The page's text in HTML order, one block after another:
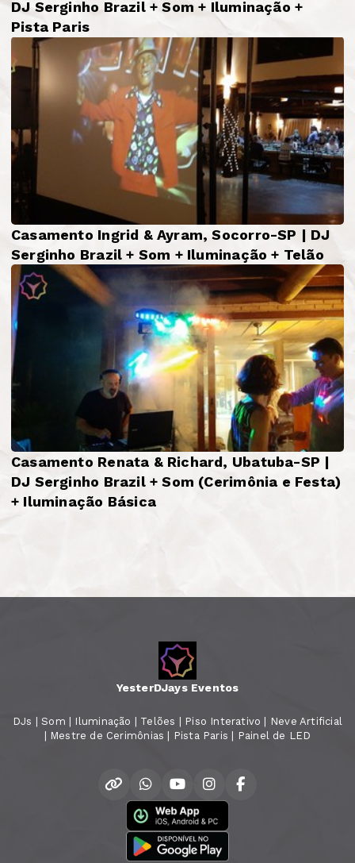
DJ Serginho Brazil + Som + Iluminação +
Pista Paris
Casamento Ingrid & Ayram, Socorro-SP | DJ
Serginho Brazil + Som + Iluminação + Telão
Casamento Renata & Richard, Ubatuba-SP |
DJ Serginho Brazil + Som (Cerimônia e Festa)
+ Iluminação Básica
YesterDJays Eventos
DJs | Som | Iluminação | Telões | Piso Interativo | Neve Artificial
| Mestre de Cerimônias | Pista Paris | Painel de LED